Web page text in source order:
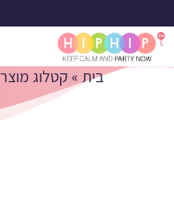
צבע ג'ל
בית » קטלוג